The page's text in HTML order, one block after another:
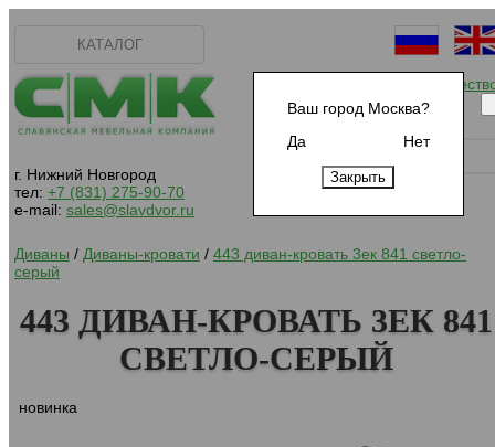
Ваш город Москва?
Да
Нет
КАТАЛОГ
г. Нижний Новгород
тел: +7 (831) 275-90-70
e-mail: sales@slavdvor.ru
Начать
Диваны / Диваны-кровати / 443 диван-кровать 3ек 841 светло-
серый
443 ДИВАН-КРОВАТЬ 3ЕК 841
СВЕТЛО-СЕРЫЙ
новинка